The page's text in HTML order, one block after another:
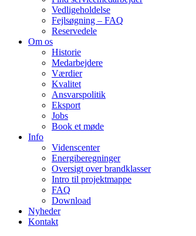
Vedligeholdelse
Fejlsøgning – FAQ
Reservedele
Om os
Historie
Medarbejdere
Værdier
Kvalitet
Ansvarspolitik
Eksport
Jobs
Book et møde
Info
Videnscenter
Energiberegninger
Oversigt over brandklasser
Intro til projektmappe
FAQ
Download
Nyheder
Kontakt